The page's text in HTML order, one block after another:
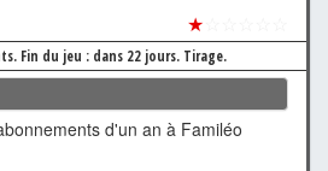
★
Fin du jeu : dans 22 jours. Tirage.
d'un an à Familéo